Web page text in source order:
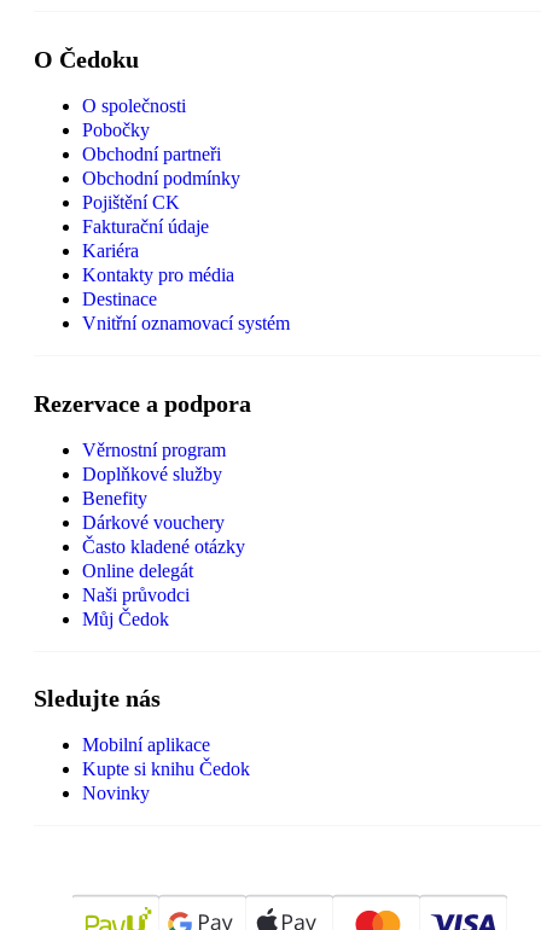
O Čedoku
O společnosti
Pobočky
Obchodní partneři
Obchodní podmínky
Pojištění CK
Fakturační údaje
Kariéra
Kontakty pro média
Destinace
Vnitřní oznamovací systém
Rezervace a podpora
Věrnostní program
Doplňkové služby
Benefity
Dárkové vouchery
Často kladené otázky
Online delegát
Naši průvodci
Můj Čedok
Sledujte nás
Mobilní aplikace
Kupte si knihu Čedok
Novinky